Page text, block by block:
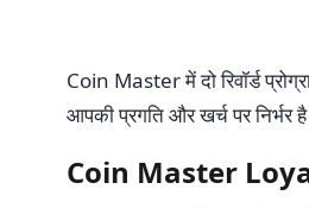
Coin Master में दो रिवॉर्ड
आपकी प्रगति और खर्च पर निर्भर
Coin Master